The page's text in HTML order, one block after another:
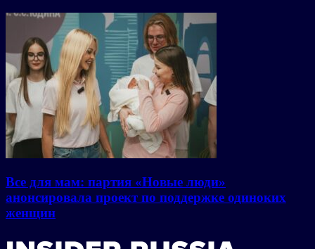
Все для мам: партия «Новые люди»
анонсировала проект по поддержке одиноких
женщин